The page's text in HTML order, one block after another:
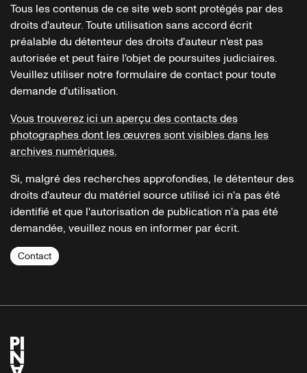
Tous les contenus de ce site web sont protégés par des
droits d'auteur. Toute utilisation sans accord écrit
préalable du détenteur des droits d'auteur n'est pas
autorisée et peut faire l'objet de poursuites judiciaires.
Veuillez utiliser notre formulaire de contact pour toute
demande d'utilisation.
Vous trouverez ici un aperçu des contacts des
photographes dont les œuvres sont visibles dans les
archives numériques.
Si, malgré des recherches approfondies, le détenteur des
droits d'auteur du matériel source utilisé ici n'a pas été
identifié et que l'autorisation de publication n'a pas été
demandée, veuillez nous en informer par écrit.
Contact